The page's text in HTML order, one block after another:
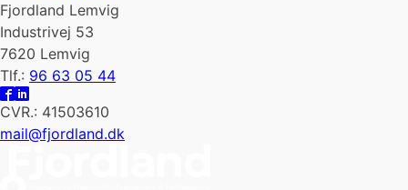
Fjordland Lemvig
Industrivej 53
7620 Lemvig
Tlf.: 96 63 05 44
CVR.: 41503610
mail@fjordland.dk